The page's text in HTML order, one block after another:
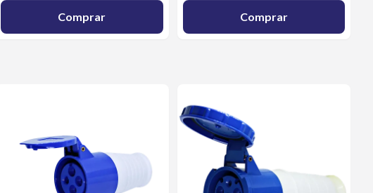
Comprar Comprar